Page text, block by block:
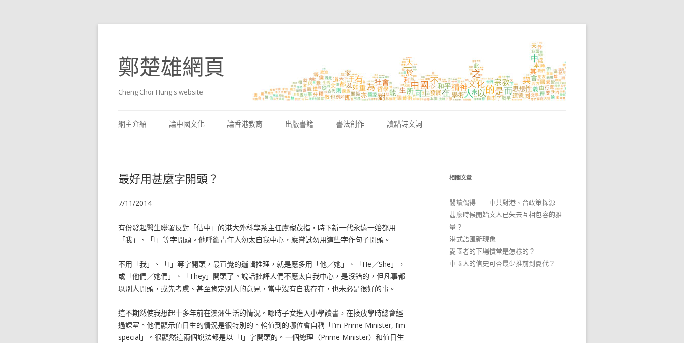
鄭楚雄網頁
Cheng Chor Hung's website
網主介紹
論中國文化 論香港教育 出版書籍 書法創作 讀點詩文詞
最好用甚麼字開頭？
7/11/2014
有份發起醫生聯署反對「佔中」的港大外科學系主任盧寵茂指，時下新一代永遠一始都用
「我」、「I」等字開頭。他呼籲青年人勿太自我中心，應嘗試勿用這些字作句子開頭。
不用「我」、「I」等字開頭，最直覺的邏輯推理，就是應多用「他／她」、「He／She」，
或「他們／她們」、「They」開頭了。說話批評人們不應太自我中心，是沒錯的，但凡事都
以別人開頭，或先考慮、甚至肯定別人的意見，當中沒有自我存在，也未必是很好的事。
這不期然使我想起十多年前在澳洲生活的情況。哪時子女進入小學讀書，在接放學時總會經
過課室。他們顯示值日生的情況是很特別的。輪值到的哪位會自稱「I’m Prime Minister, I’m
special」。很顯然這兩個說法都是以「I」字開頭的。一個總理（Prime Minister）和值日生
相關文章
閒讀偶得——中共對港、台政策探源
甚麼時候開始文人已失去互相包容的雅
量？
港式語匯新現象
愛國者的下場慣常是怎樣的？
中國人的信史可否最少推前到夏代？